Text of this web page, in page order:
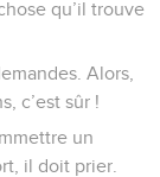
qu’il trouve
Alors,
c’est sûr !
un
il doit prier.